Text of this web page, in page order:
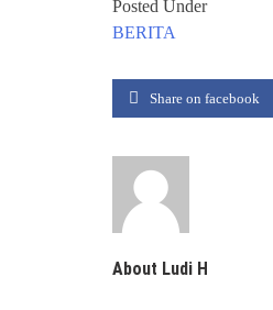
Posted Under
BERITA
Share on facebook
About Ludi H